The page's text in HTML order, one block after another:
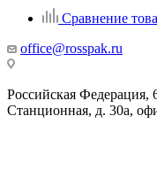
Сравнение
office@rosspak.ru
Российская Федерация,
Станционная, д. 30а,